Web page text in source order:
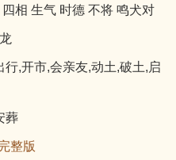
相 生气 时德 不将 鸣犬对
,开市,会亲友,动土,破土,启
葬
整版